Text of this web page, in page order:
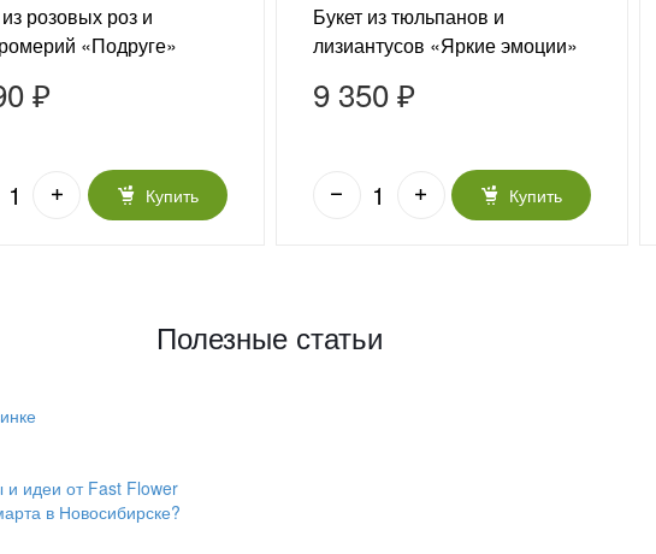
розовых роз и
«Подруге»
₽
Купить
Букет из тюльпанов и
лизиантусов «Яркие эмоции»
9 350 ₽
Купить
Полезные статьи
и идеи от Fast Flower
в Новосибирске?